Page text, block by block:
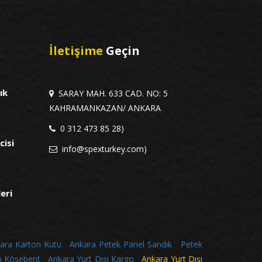
İletişime Geçin
SARAY MAH. 633 CAD. NO: 5
KAHRAMANKAZAN/ ANKARA
0 312 473 85 28)
info@spexturkey.com)
Karton Kutu Ankara Petek Panel Sandık
Petek
Köşebent Ankara Yurt Dışı Kargo Ankara Yurt Dışı